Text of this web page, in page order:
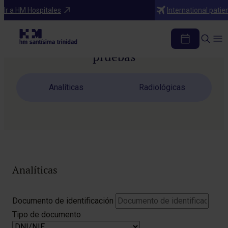
Ir a HM Hospitales International
Descarga los resultados de tus
pruebas
Analíticas Radiológicas
Analíticas
Documento de identificación
Tipo de documento